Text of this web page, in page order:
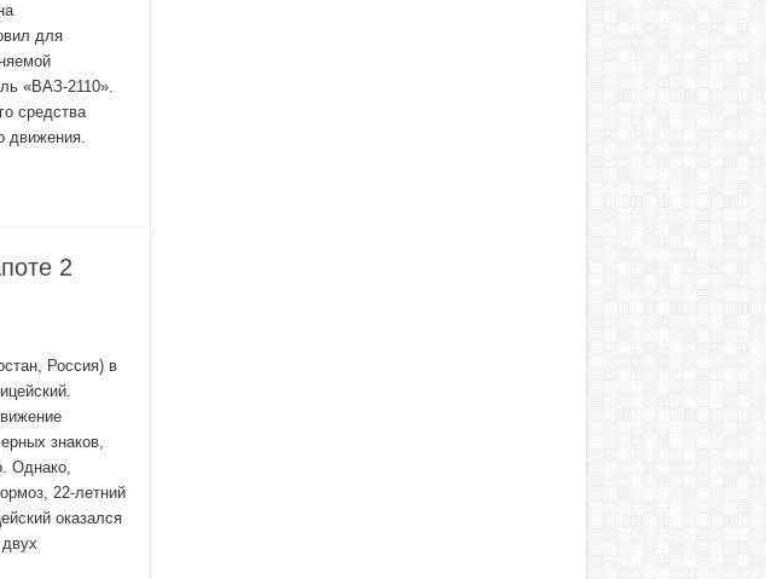
для
«ВАЗ-2110».
средства
движения.
2
Россия) в
знаков,
Однако,
22-летний
оказался